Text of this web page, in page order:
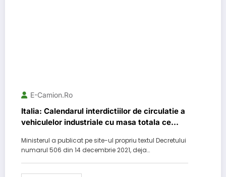
E-Camion.ro
Italia: Calendarul interdictiilor de circulatie a
vehiculelor industriale cu masa totala ce
legale pentru tot anul 2022
Ministerul a publicat pe site-ul propriu textul Decretului
numarul 506 din 14 decembrie 2021, deja…